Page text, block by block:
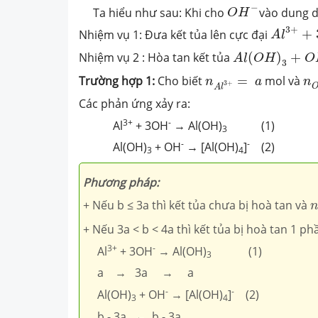
Ta hiểu như sau: Khi cho OH −
OH− vào dung
Nhiệm vụ 1: Đưa kết tủa lên cực đại Al3+ +
A3+ +3
Nhiệm vụ 2 : Hòa tan kết tủa Al(OH)3 + O
A(OH)3 O H−
Trường hợp 1: Cho biết nAl3+ = a
n Al3 += a mol vàn
n
Các phản ứng xảy ra:
Al3+ + 3OH- → Al(OH)3
(1)
Al(OH)3 + OH- → [Al(OH)4]- (2)
Phương pháp:
+ Nếu b ≤ 3a thì kết tủa chưa bị hoà tan và n
+ Nếu 3a < b < 4a thì kết tủa bị hoà tan 1
Al3+ + 3OH- → Al(OH)3
(1)
a → 3a → a
Al(OH)3 + OH- → [Al(OH)4]-
(2)